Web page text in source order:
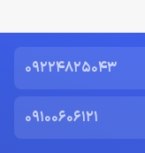
09224825043
09100606121